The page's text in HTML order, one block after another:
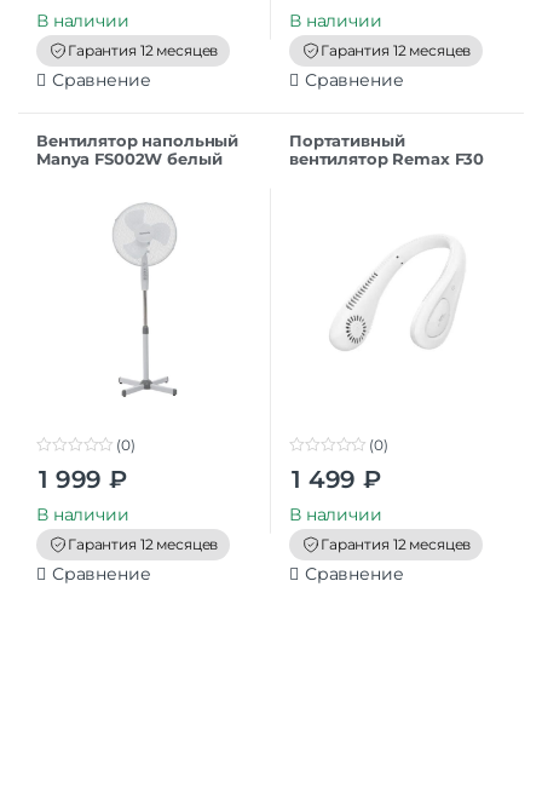
t
o
f
5
В наличии
Гарантия 12 месяцев
Сравнение
t
o
f
5
В наличии
Гарантия 12 месяцев
Сравнение
Вентилятор напольный
Manya FS002W белый
t
o
f
5
(0)
1 999 ₽
В наличии
Гарантия 12 месяцев
Сравнение
Портативный
вентилятор Remax F30
t
o
f
5
(0)
1 499 ₽
В наличии
Гарантия 12 месяцев
Сравнение